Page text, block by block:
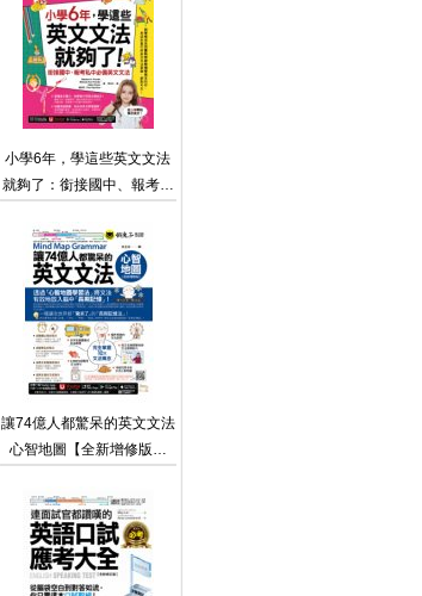
小學6年，學這些英文文法
就夠了：銜接國中、報考私
「Youtor App」內含VRP虛
擬點讀筆）
讓74億人都驚呆的英文文法
心智地圖【全新增修版】
＋文法教學影片＋「Youtor
App」內含VRP虛擬點讀
筆）